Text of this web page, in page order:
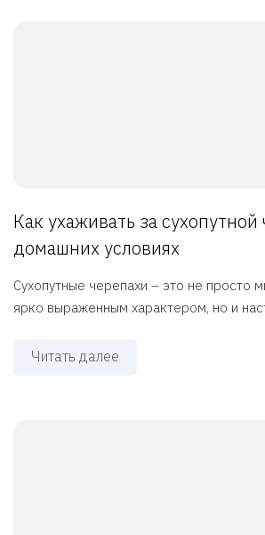
Как ухаживать за сухопутной
домашних условиях
Сухопутные черепахи – это не просто
ярко выраженным характером, но и
Читать далее